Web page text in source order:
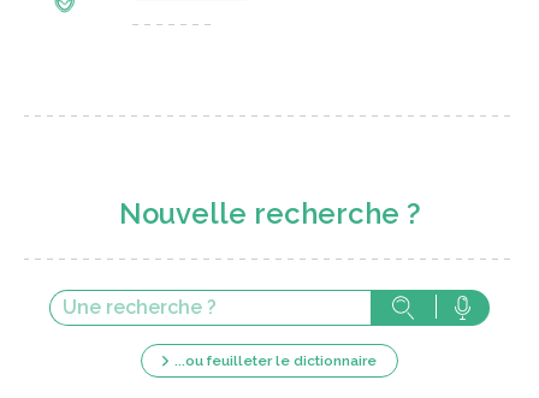
Nouvelle recherche ?
...ou feuilleter le dictionnaire